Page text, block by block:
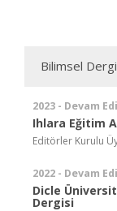
Bilimsel
2023 - Devam
Ihlara Eğitim
Editörler Kurulu
2022 - Devam
Dicle
Dergisi